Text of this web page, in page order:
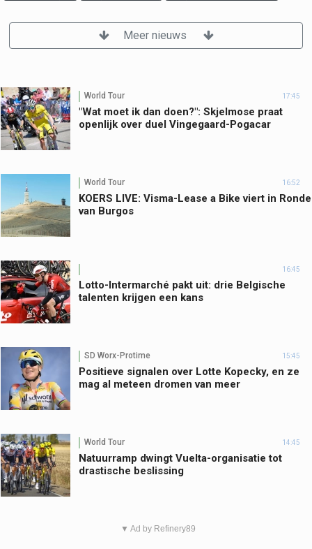
Meer nieuws
World Tour 17:45
"Wat moet ik dan doen?": Skjelmose praat
openlijk over duel Vingegaard-Pogacar
World Tour 16:52
KOERS LIVE: Visma-Lease a Bike viert in Ronde
van Burgos
16:45
Lotto-Intermarché pakt uit: drie Belgische
talenten krijgen een kans
SD Worx-Protime 15:45
Positieve signalen over Lotte Kopecky, en ze
mag al meteen dromen van meer
World Tour 14:45
Natuurramp dwingt Vuelta-organisatie tot
drastische beslissing
▼ Ad by Refinery89